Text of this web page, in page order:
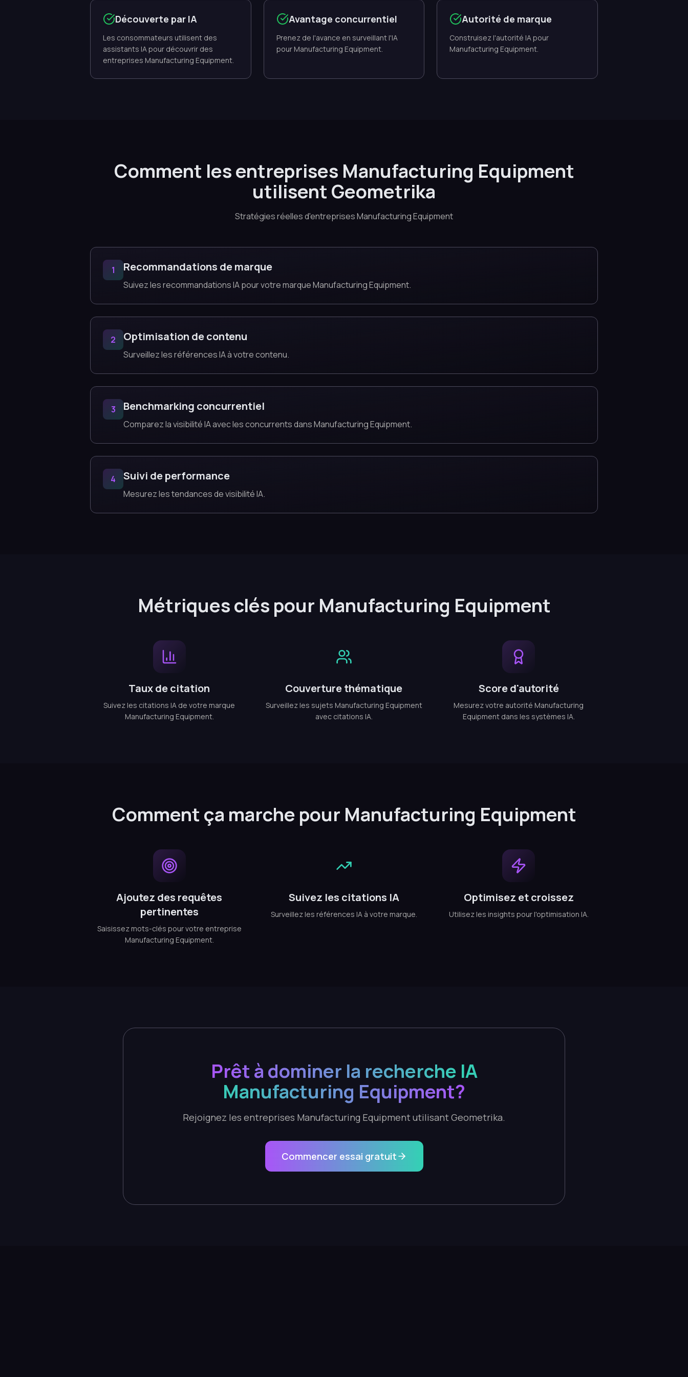
Découverte par IA
Les consommateurs utilisent des
assistants IA pour découvrir des
entreprises Manufacturing Equipment.
Avantage concurrentiel
Prenez de l'avance en surveillant l'IA
pour Manufacturing Equipment.
Autorité de marque
Construisez l'autorité IA pour
Manufacturing Equipment.
Comment les entreprises Manufacturing Equipment
utilisent Geometrika
Stratégies réelles d'entreprises Manufacturing Equipment
1 Recommandations de marque
Suivez les recommandations IA pour votre marque Manufacturing Equipment.
2 Optimisation de contenu
Surveillez les références IA à votre contenu.
3 Benchmarking concurrentiel
Comparez la visibilité IA avec les concurrents dans Manufacturing Equipment.
4 Suivi de performance
Mesurez les tendances de visibilité IA.
Métriques clés pour Manufacturing Equipment
Taux de citation
Suivez les citations IA de votre marque
Manufacturing Equipment.
Couverture thématique
Surveillez les sujets Manufacturing Equipment
avec citations IA.
Score d'autorité
Mesurez votre autorité Manufacturing
Equipment dans les systèmes IA.
Comment ça marche pour Manufacturing Equipment
Ajoutez des requêtes
pertinentes
Saisissez mots-clés pour votre entreprise
Manufacturing Equipment.
Suivez les citations IA
Surveillez les références IA à votre marque.
Optimisez et croissez
Utilisez les insights pour l'optimisation IA.
Prêt à dominer la recherche IA
Manufacturing Equipment?
Rejoignez les entreprises Manufacturing Equipment utilisant Geometrika.
Commencer essai gratuit